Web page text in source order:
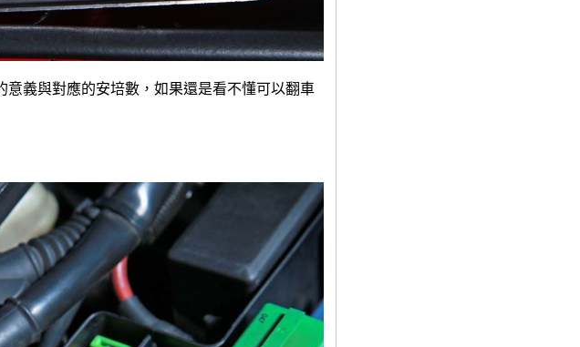
義與對應的安培數，如果還是看不懂可以翻車